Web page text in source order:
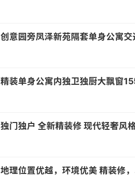
创意园旁凤泽新苑隔套单身公寓
精装单身公寓内独卫独厨大飘窗
独门独户 全新精装修 现代轻奢风格 高档一房一厅一
地理位置优越，环境优美 精装修，单间内卫阳台可做饭 水包月30一人，电一元一度